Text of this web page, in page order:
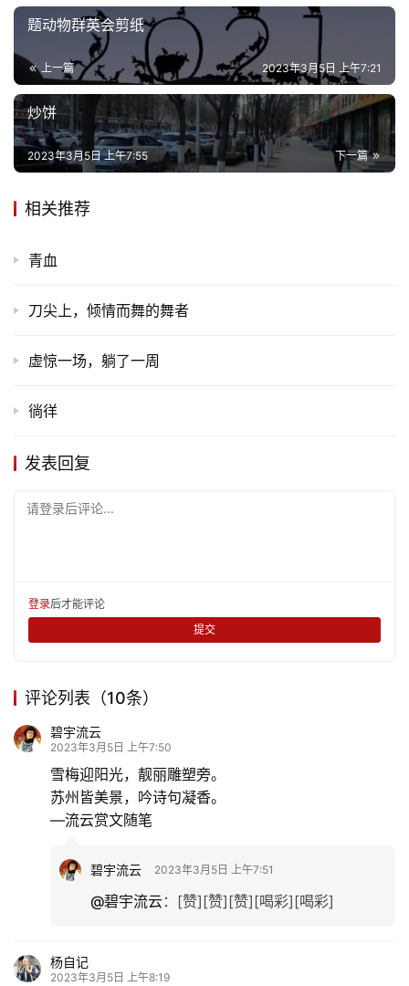
多题动物群英会剪纸
上一篇 2023年3月5日 上午7:21
炒饼
下一篇
2023年3月5日 上午7:55
相关推荐
青血
刀尖上，倾情而舞的舞者
虚惊一场，躺了一周
徜徉
发表回复
请登录后评论...
登录后才能评论
提交
评论列表（10条）
碧宇流云
2023年3月5日 上午7:50
雪梅迎阳光，靓丽雕塑旁。
苏州皆美景，吟诗句凝香。
—流云赏文随笔
碧宇流云 2023年3月5日 上午7:51
@碧宇流云： [赞][赞][赞][喝彩][喝彩]
杨自记
2023年3月5日 上午8:19